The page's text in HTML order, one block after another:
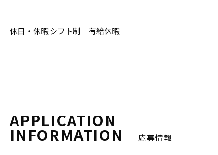
休日・休暇 シフト制 有給休暇
APPLICATION
INFORMATION 応募情報